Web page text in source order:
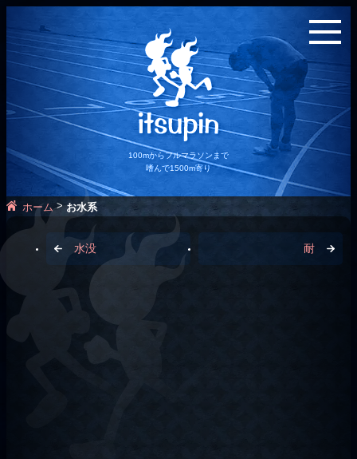
100mからフルマラソンまで
嗜んで1500m寄り
ホーム>お水系
水没 耐